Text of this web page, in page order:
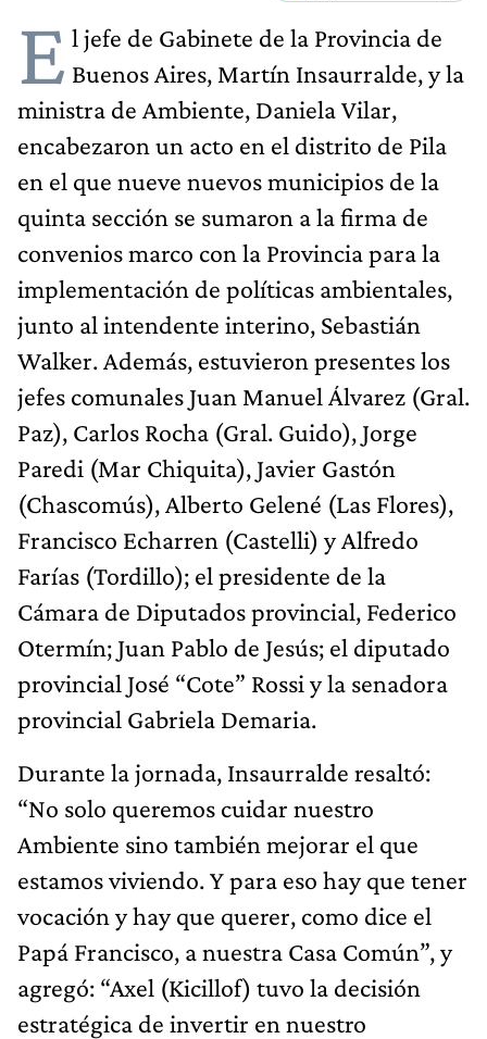
E l jefe de Gabinete de la Provincia de
Buenos Aires, Martín Insaurralde, y la
ministra de Ambiente, Daniela Vilar,
encabezaron un acto en el distrito de Pila
en el que nueve nuevos municipios de la
quinta sección se sumaron a la firma de
convenios marco con la Provincia para la
implementación de políticas ambientales,
junto al intendente interino, Sebastián
Walker. Además, estuvieron presentes los
jefes comunales Juan Manuel Álvarez (Gral.
Paz), Carlos Rocha (Gral. Guido), Jorge
Paredi (Mar Chiquita), Javier Gastón
(Chascomús), Alberto Gelené (Las Flores),
Francisco Echarren (Castelli) y Alfredo
Farías (Tordillo); el presidente de la
Cámara de Diputados provincial, Federico
Otermín; Juan Pablo de Jesús; el diputado
provincial José “Cote” Rossi y la senadora
provincial Gabriela Demaria.
Durante la jornada, Insaurralde resaltó:
“No solo queremos cuidar nuestro
Ambiente sino también mejorar el que
estamos viviendo. Y para eso hay que tener
vocación y hay que querer, como dice el
Papá Francisco, a nuestra Casa Común”, y
agregó: “Axel (Kicillof) tuvo la decisión
estratégica de invertir en nuestro